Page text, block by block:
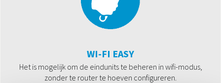
WI-FI EASY
Het is mogelijk om de eindunits te beheren in wifi-modus,
zonder te router te hoeven configureren.